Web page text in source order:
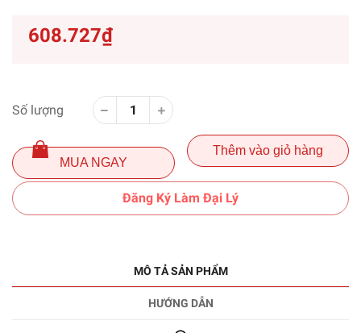
608.727₫
Số lượng
MUA NGAY
Thêm vào giỏ hàng
Đăng Ký Làm Đại Lý
MÔ TẢ SẢN PHẨM
HƯỚNG DẪN